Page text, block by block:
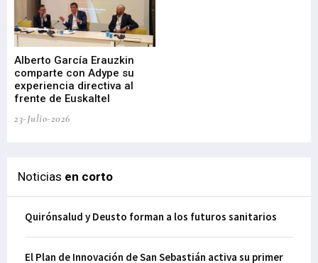
Alberto García Erauzkin
comparte con Adype su
experiencia directiva al
frente de Euskaltel
23-Julio-2026
Noticias en corto
Quirónsalud y Deusto forman a los futuros sanitarios
El Plan de Innovación de San Sebastián activa su primer